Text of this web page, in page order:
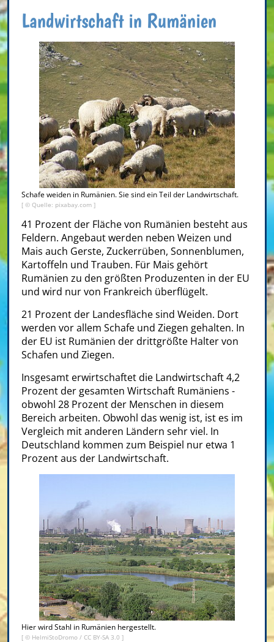
Landwirtschaft in Rumänien
Schafe weiden in Rumänien. Sie sind ein Teil der Landwirtschaft.
[ © Quelle: pixabay.com ]
41 Prozent der Fläche von Rumänien besteht aus
Feldern. Angebaut werden neben Weizen und
Mais auch Gerste, Zuckerrüben, Sonnenblumen,
Kartoffeln und Trauben. Für Mais gehört
Rumänien zu den größten Produzenten in der EU
und wird nur von Frankreich überflügelt.
21 Prozent der Landesfläche sind Weiden. Dort
werden vor allem Schafe und Ziegen gehalten. In
der EU ist Rumänien der drittgrößte Halter von
Schafen und Ziegen.
Insgesamt erwirtschaftet die Landwirtschaft 4,2
Prozent der gesamten Wirtschaft Rumäniens -
obwohl 28 Prozent der Menschen in diesem
Bereich arbeiten. Obwohl das wenig ist, ist es im
Vergleich mit anderen Ländern sehr viel. In
Deutschland kommen zum Beispiel nur etwa 1
Prozent aus der Landwirtschaft.
Hier wird Stahl in Rumänien hergestellt.
[ © HelmiStoDromo / CC BY-SA 3.0 ]